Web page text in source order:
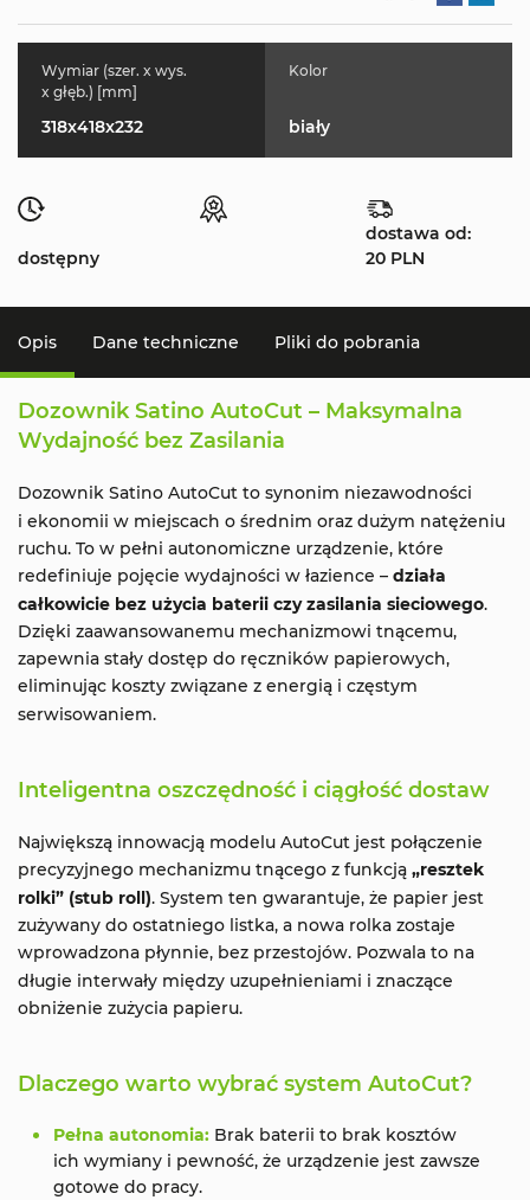
Wymiar (szer. x wys.
x głęb.) [mm]
318x418x232
Kolor
biały
dostępny
dostawa od:
20 PLN
Opis Dane techniczne Pliki do pobrania
Dozownik Satino AutoCut – Maksymalna
Wydajność bez Zasilania
Dozownik Satino AutoCut to synonim niezawodności
i ekonomii w miejscach o średnim oraz dużym natężeniu
ruchu. To w pełni autonomiczne urządzenie, które
redefiniuje pojęcie wydajności w łazience – działa
całkowicie bez użycia baterii czy zasilania sieciowego.
Dzięki zaawansowanemu mechanizmowi tnącemu,
zapewnia stały dostęp do ręczników papierowych,
eliminując koszty związane z energią i częstym
serwisowaniem.
Inteligentna oszczędność i ciągłość dostaw
Największą innowacją modelu AutoCut jest połączenie
precyzyjnego mechanizmu tnącego z funkcją „resztek
rolki” (stub roll). System ten gwarantuje, że papier jest
zużywany do ostatniego listka, a nowa rolka zostaje
wprowadzona płynnie, bez przestojów. Pozwala to na
długie interwały między uzupełnieniami i znaczące
obniżenie zużycia papieru.
Dlaczego warto wybrać system AutoCut?
Pełna autonomia: Brak baterii to brak kosztów
ich wymiany i pewność, że urządzenie jest zawsze
gotowe do pracy.